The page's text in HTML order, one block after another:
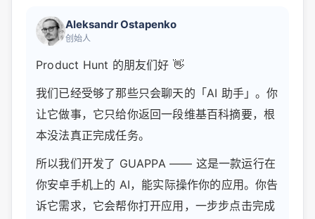
Aleksandr Ostapenko
创始人
Product Hunt 的朋友们好 👋
我们已经受够了那些只会聊天的「AI 助手」。你
让它做事，它只给你返回一段维基百科摘要，根
本没法真正完成任务。
所以我们开发了 GUAPPA —— 这是一款运行在
你安卓手机上的 AI，能实际操作你的应用。你告
诉它需求，它会帮你打开应用，一步步点击完成